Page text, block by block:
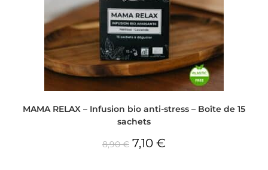
MAMA RELAX – Infusion bio anti-stress – Boîte de 15
sachets
8,90€ 7,10 €